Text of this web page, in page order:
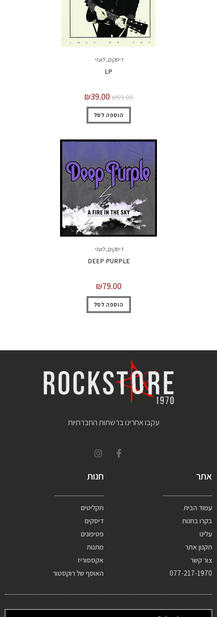
דיסקים,לועזי
LP
₪59.00
₪39.00
הוספה לסל
דיסקים ,לועזי
DEEP PURPLE
₪79.00
הוספה לסל
עקבו אחרינו ברשתות החברתיות
אתר
עמוד הבית
בקרו בחנות
עלינו
תקנון אתר
צור קשר
077-217-1970
חנות
תקליטים
דיסקים
פטיפונים
מתנות
אקססוריז
האוסף של רוקסטור